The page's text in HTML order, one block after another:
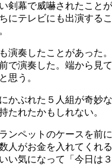
剣幕で威嚇されたこと
にテレビにも出演する
演奏したことがあった
で演奏した。端から見
思う。
かぶれた５人組が奇妙
たれたかもしれない。
ンペットのケースを前に
人がお金を入れてくれる
い気になって「今日は